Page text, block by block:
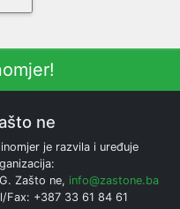
ne
je razvila i uređuje
Zašto ne, info@zastone.ba
Fax: +387 33 61 84 61